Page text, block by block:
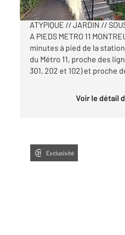
MONTREUIL // QUARTIER
ATYPIQUE // JARDIN //
A PIEDS METRO 11
minutes à pied de la
du Métro 11, proche des
301, 202 et 102) et proche de
Voir le détail
Exclusivité